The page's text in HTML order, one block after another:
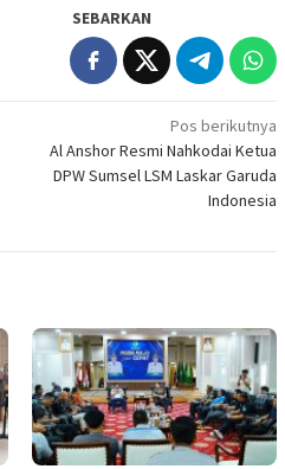
SEBARKAN
Pos berikutnya
Al Anshor Resmi Nahkodai Ketua
DPW Sumsel LSM Laskar Garuda
Indonesia